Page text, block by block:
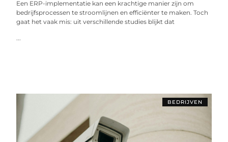
Een ERP-implementatie kan een krachtige manier zijn om
bedrijfsprocessen te stroomlijnen en efficiënter te maken. Toch
gaat het vaak mis: uit verschillende studies blijkt dat
...
BEDRIJVEN